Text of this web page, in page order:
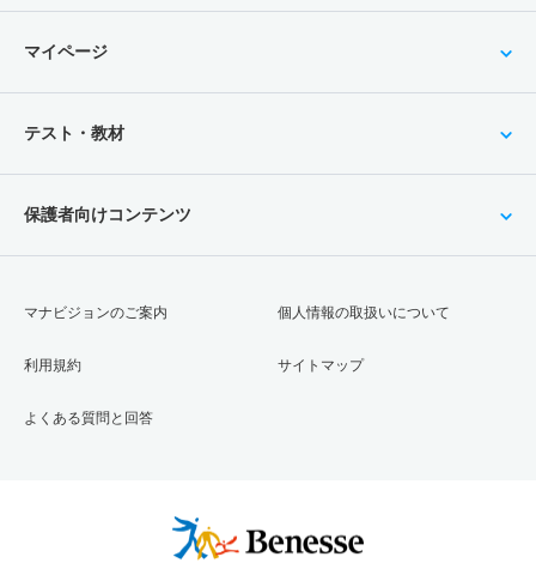
マイページ
テスト・教材
保護者向けコンテンツ
マナビジョンのご案内
利用規約
よくある質問と回答
個人情報の取扱いについて
サイトマップ